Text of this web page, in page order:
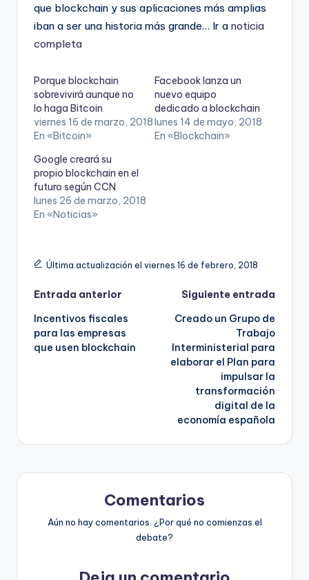
que blockchain y sus aplicaciones más amplias
iban a ser una historia más grande… Ir a noticia
completa
Porque blockchain
sobrevivirá aunque no
lo haga Bitcoin
viernes 16 de marzo, 2018
En «Bitcoin»
Facebook lanza un
nuevo equipo
dedicado a blockchain
lunes 14 de mayo, 2018
En «Blockchain»
Google creará su
propio blockchain en el
futuro según CCN
lunes 26 de marzo, 2018
En «Noticias»
Última actualización el viernes 16 de febrero, 2018
Navegación
de
entradas
Entrada anterior
Incentivos fiscales
para las empresas
que usen blockchain
Siguiente entrada
Creado un Grupo de
Trabajo
Interministerial para
elaborar el Plan para
impulsar la
transformación
digital de la
economía española
Comentarios
Aún no hay comentarios. ¿Por qué no comienzas el
debate?